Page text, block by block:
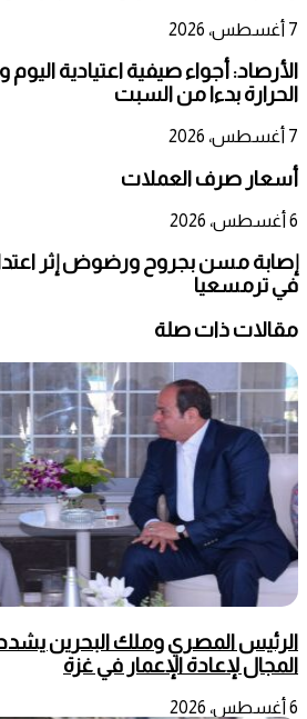
7 أغسطس، 2026
الأرصاد: أجواء صيفية اعتيادية اليوم
الحرارة بدءا من السبت
7 أغسطس، 2026
أسعار صرف العملات
6 أغسطس، 2026
إصابة مسن بجروح ورضوض إثر
في ترمسعيا
مقالات ذات صلة
الرئيس المصري وملك البحرين
المجال لإعادة الإعمار في غزة
6 أغسطس، 2026